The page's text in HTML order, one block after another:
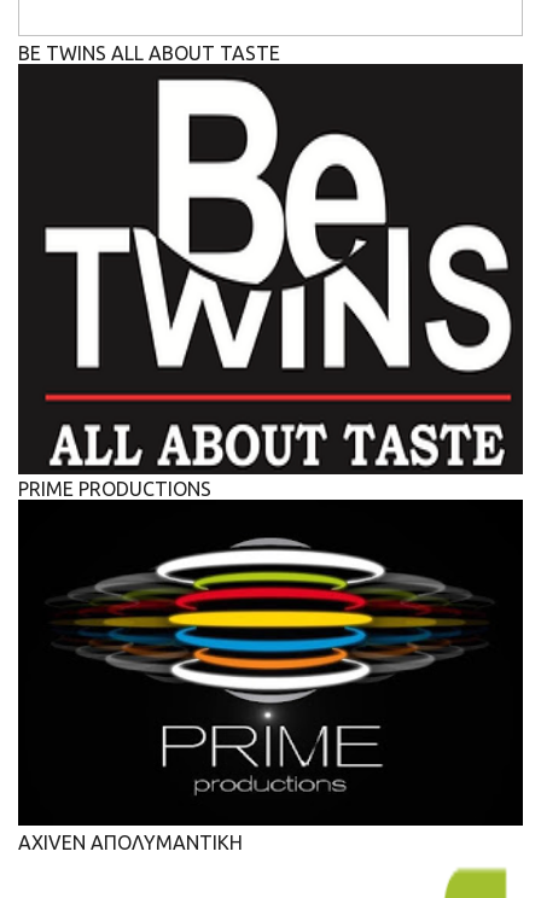
BE TWINS ALL ABOUT TASTE
PRIME PRODUCTIONS
AXIVEN ΑΠΟΛΥΜΑΝΤΙΚΗ